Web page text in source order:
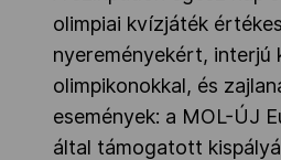
olimpiai kvízjáték értékes
nyereményekért, interjú
olimpikonokkal, és
események: a MOL-ÚJ
által támogatott